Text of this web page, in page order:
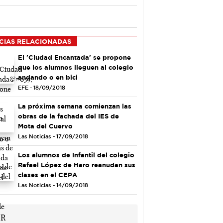
RELACIONADAS
El 'Ciudad Encantada' se propone
que los alumnos lleguen al colegio
andando o en bici
EFE - 18/09/2018
La próxima semana comienzan las
obras de la fachada del IES de
Mota del Cuervo
Las Noticias - 17/09/2018
Los alumnos de Infantil del colegio
Rafael López de Haro reanudan sus
clases en el CEPA
Las Noticias - 14/09/2018